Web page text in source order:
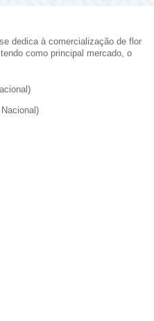
dedica à comercialização de flor
como principal mercado, o